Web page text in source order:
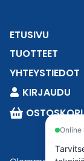
ETUSIVU
TUOTTEET
YHTEYSTIEDOT
KIRJAUDU
OSTOSKORI
Online